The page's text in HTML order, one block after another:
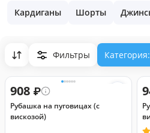
Кардиганы Шорты
Фильтры
908 ₽
Рубашка на пуговицах (с
вискозой)